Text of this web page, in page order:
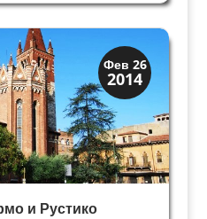
в средние века
Площадью Эрбе, а
Фев 26
2014
и Рустико